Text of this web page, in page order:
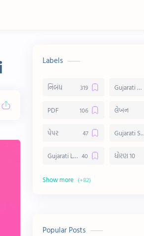
Labels
નિબંધ Gujarati Essay
PDF લેખન
પેપર
Gujarati Lekhan ધોરણ 10
અર્થ વિસ્તાર
Popular Posts